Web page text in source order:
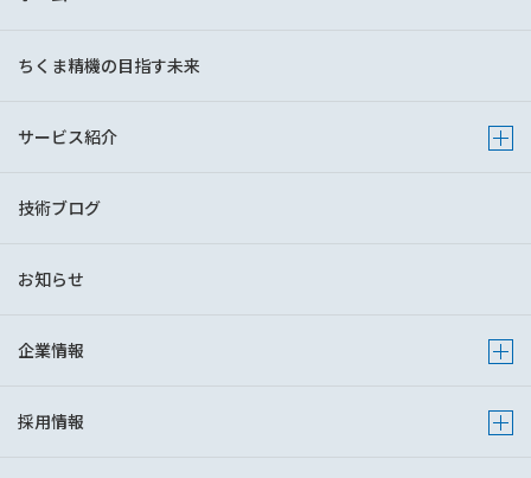
ちくま精機の目指す未来
サービス紹介 Show
技術ブログ
お知らせ
企業情報 Show
採用情報 Show